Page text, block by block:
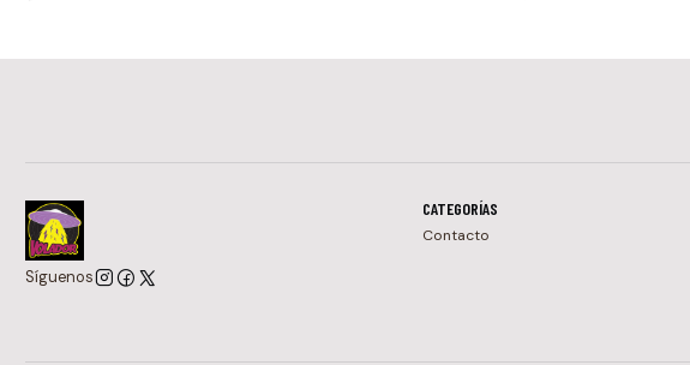
Síguenos
CATEGORÍAS
Contacto